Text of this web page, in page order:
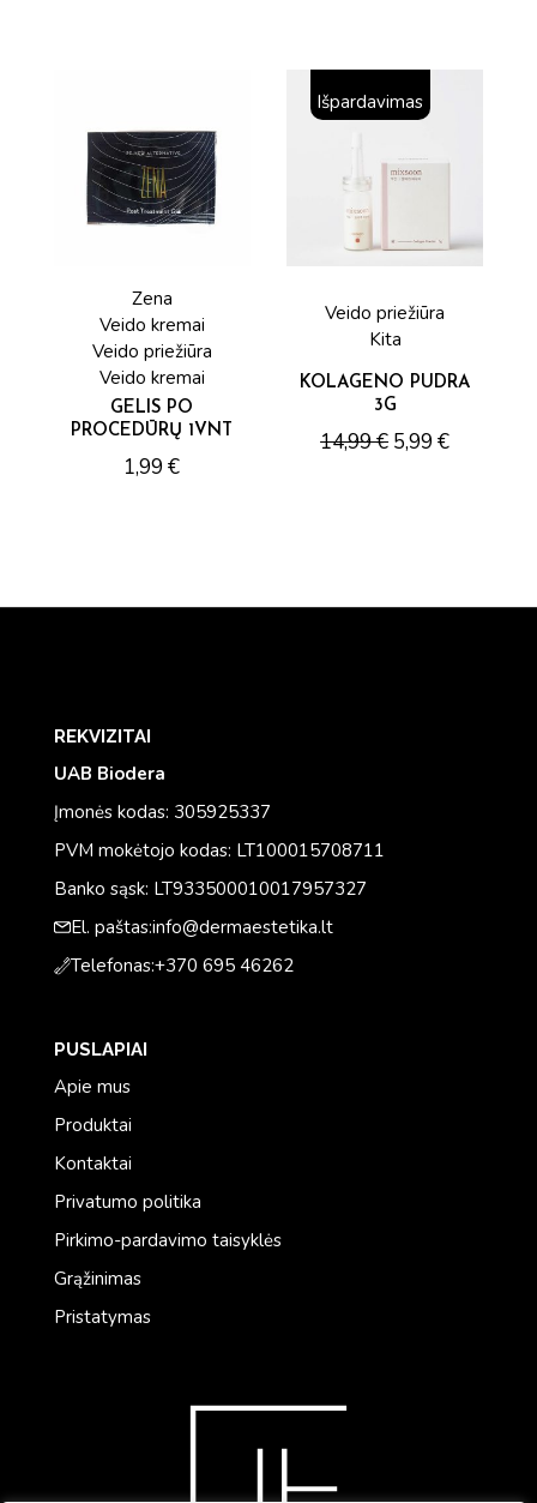
Zena
Veido kremai
Veido priežiūra
Veido kremai
GELIS PO
PROCEDŪRŲ 1VNT
1,99€
Išpardavimas
Veido priežiūra
Kita
KOLAGENO PUDRA
3G
14,99€ 5,99€
REKVIZITAI
UAB Biodera
Įmonės kodas: 305925337
PVM mokėtojo kodas: LT100015708711
Banko sąsk: LT933500010017957327
El. paštas:info@dermaestetika.lt
Telefonas:+370 695 46262
PUSLAPIAI
Apie mus
Produktai
Kontaktai
Privatumo politika
Pirkimo-pardavimo taisyklės
Grąžinimas
Pristatymas